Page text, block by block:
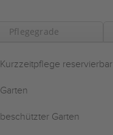
Pflegegrade
Kurzzeitpflege reservierbar
Garten
beschützter Garten